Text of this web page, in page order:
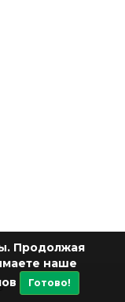
Продолжая
наше
Готово!